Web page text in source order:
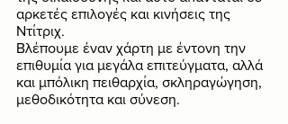
αρκετές επιλογές και κινήσεις της
Ντίτριχ.
Βλέπουμε έναν χάρτη με έντονη την
επιθυμία για μεγάλα επιτεύγματα, αλλά
και μπόλικη πειθαρχία, σκληραγώγηση,
μεθοδικότητα και σύνεση.